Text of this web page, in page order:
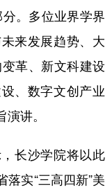
。多位业界学界
来发展趋势、大
革、新文科建设
、数字文创产业
讲。
长沙学院将以此
实“三高四新”美